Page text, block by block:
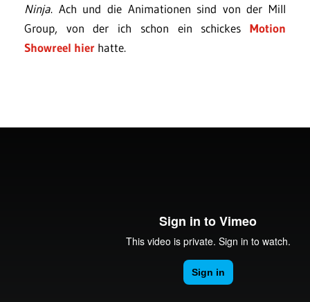
Ninja. Ach und die Animationen sind von der Mill
Group, von der ich schon ein schickes Motion
Showreel hier hatte.